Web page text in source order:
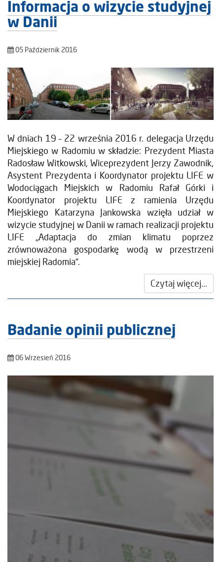
Informacja o wizycie studyjnej
w Danii
05 Październik 2016
W dniach 19 – 22 września 2016 r. delegacja Urzędu
Miejskiego w Radomiu w składzie: Prezydent Miasta
Radosław Witkowski, Wiceprezydent Jerzy Zawodnik,
Asystent Prezydenta i Koordynator projektu LIFE w
Wodociągach Miejskich w Radomiu Rafał Górki i
Koordynator projektu LIFE z ramienia Urzędu
Miejskiego Katarzyna Jankowska wzięła udział w
wizycie studyjnej w Danii w ramach realizacji projektu
LIFE „Adaptacja do zmian klimatu poprzez
zrównoważona gospodarkę wodą w przestrzeni
miejskiej Radomia”.
Czytaj więcej...
Badanie opinii publicznej
06 Wrzesień 2016